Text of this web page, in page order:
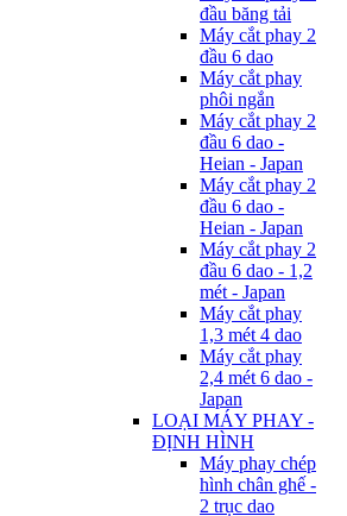
đầu băng tải
Máy cắt phay 2
đầu 6 dao
Máy cắt phay
phôi ngắn
Máy cắt phay 2
đầu 6 dao -
Heian - Japan
Máy cắt phay 2
đầu 6 dao -
Heian - Japan
Máy cắt phay 2
đầu 6 dao - 1,2
mét - Japan
Máy cắt phay
1,3 mét 4 dao
Máy cắt phay
2,4 mét 6 dao -
Japan
LOẠI MÁY PHAY -
ĐỊNH HÌNH
Máy phay chép
hình chân ghế -
2 trục dao